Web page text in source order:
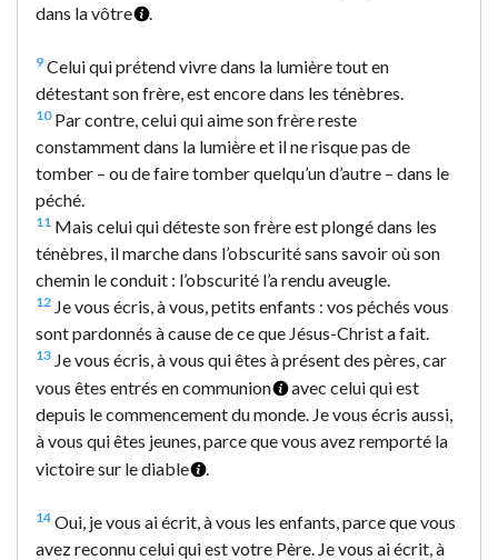
dans la vôtre
.
9 Celui qui prétend vivre dans la lumière tout en
détestant son frère, est encore dans les ténèbres.
10Par contre, celui qui aime son frère reste
constamment dans la lumière et il ne risque pas de
tomber – ou de faire tomber quelqu’un d’autre – dans le
péché.
11 Mais celui qui déteste son frère est plongé dans les
ténèbres, il marche dans l’obscurité sans savoir où son
chemin le conduit : l’obscurité l’a rendu aveugle.
12 Je vous écris, à vous, petits enfants : vos péchés vous
sont pardonnés à cause de ce que Jésus-Christ a fait.
13 Je vous écris, à vous qui êtes à présent des pères, car
vous êtes entrés en communion
avec celui qui est
depuis le commencement du monde. Je vous écris aussi,
à vous qui êtes jeunes, parce que vous avez remporté la
victoire sur le diable
.
14 Oui, je vous ai écrit, à vous les enfants, parce que vous
avez reconnu celui qui est votre Père. Je vous ai écrit, à